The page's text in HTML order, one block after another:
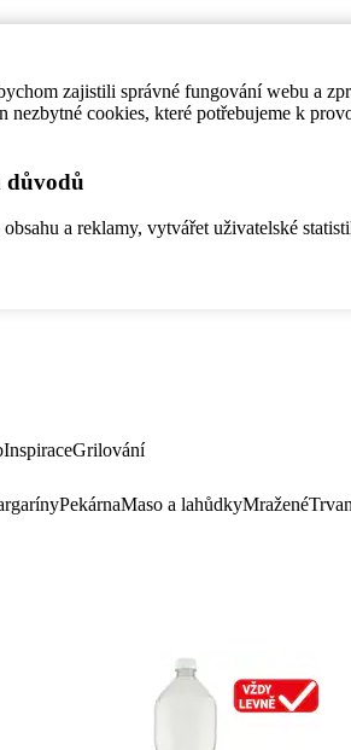
zajistili správné fungování webu a
cookies, které potřebujeme k
důvodů
a reklamy, vytvářet uživatelské
InspiraceGrilování
PekárnaMaso a lahůdkyMražené